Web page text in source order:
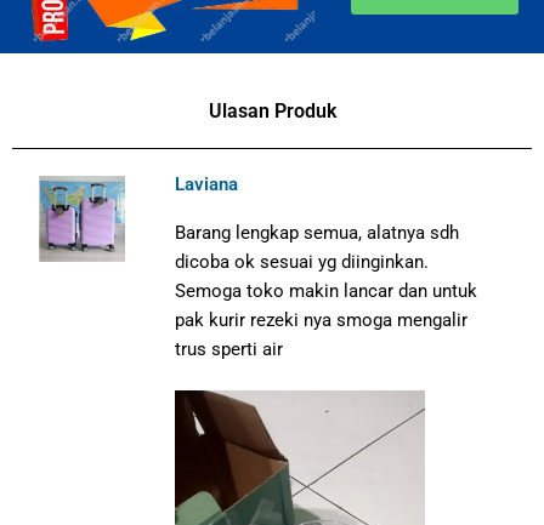
Ulasan Produk
Laviana
Barang lengkap semua, alatnya sdh
dicoba ok sesuai yg diinginkan.
Semoga toko makin lancar dan untuk
pak kurir rezeki nya smoga mengalir
trus sperti air